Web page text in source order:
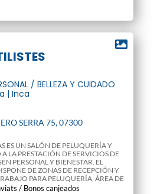
/ BELLEZA Y CUIDADO
| Inca
SERRA 75, 07300
ES UN SALÓN DE PELUQUERÍA Y
LA PRESTACIÓN DE SERVICIOS DE
PERSONAL Y BIENESTAR. EL
DE ZONAS DE RECEPCIÓN Y
PARA PELUQUERÍA, ÁREA DE
Y TRATAMIE
/ Bonos canjeados